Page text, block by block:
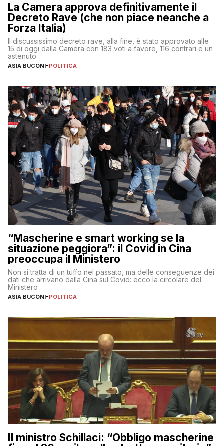
La Camera approva definitivamente il
Decreto Rave (che non piace neanche a
Forza Italia)
Il discussissimo decreto rave, alla fine, è stato approvato alle
15 di oggi dalla Camera con 183 voti a favore, 116 contrari e un
astenuto
ASIA BUCONI-POLITICA
“Mascherine e smart working se la
situazione peggiora”: il Covid in Cina
preoccupa il Ministero
Non si tratta di un tuffo nel passato, ma delle conseguenze dei
dati che arrivano dalla Cina sul Covid: ecco la circolare del
Ministero
ASIA BUCONI-POLITICA
Il ministro Schillaci: “Obbligo mascherine